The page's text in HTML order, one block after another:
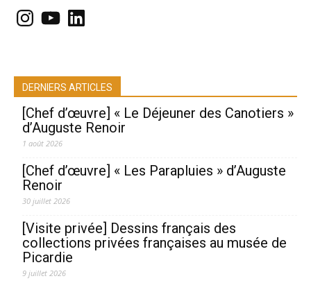
Instagram
YouTubeLinkedIn
DERNIERS ARTICLES
[Chef d’œuvre] « Le Déjeuner des Canotiers »
d’Auguste Renoir
1 août 2026
[Chef d’œuvre] « Les Parapluies » d’Auguste
Renoir
30 juillet 2026
[Visite privée] Dessins français des
collections privées françaises au musée de
Picardie
9 juillet 2026